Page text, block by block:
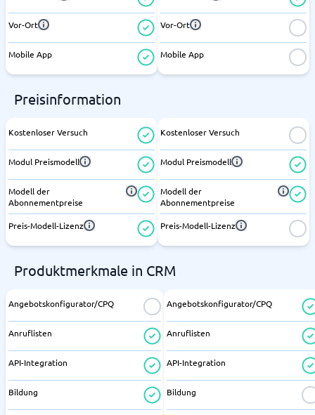
Vor-Ort
Mobile App
Vor-Ort
Mobile App
Preisinformation
Kostenloser Versuch
Modul Preismodell
Modell der
Abonnementpreise
Preis-Modell-Lizenz
Kostenloser Versuch
Modul Preismodell
Modell der
Abonnementpreise
Preis-Modell-Lizenz
Produktmerkmale in CRM
Angebotskonfigurator/CPQ
Anruflisten
API-Integration
Bildung
Angebotskonfigurator/CPQ
Anruflisten
API-Integration
Bildung